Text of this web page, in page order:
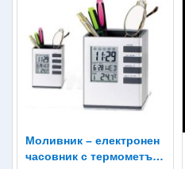
Показва час, дата и
Проектира звездно небе
Мека светлина
Може да се ползва
Опция за будилник
Възможност за
Възпроизвежда
Характеристики:
Захранване 3 х ААА
Моливник – електронен
часовник с термометър